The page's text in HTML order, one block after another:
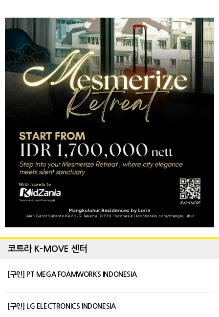
코트라 K-MOVE 센터
[구인] PT MEGA FOAMWORKS INDONESIA
[구인] LG ELECTRONICS INDONESIA